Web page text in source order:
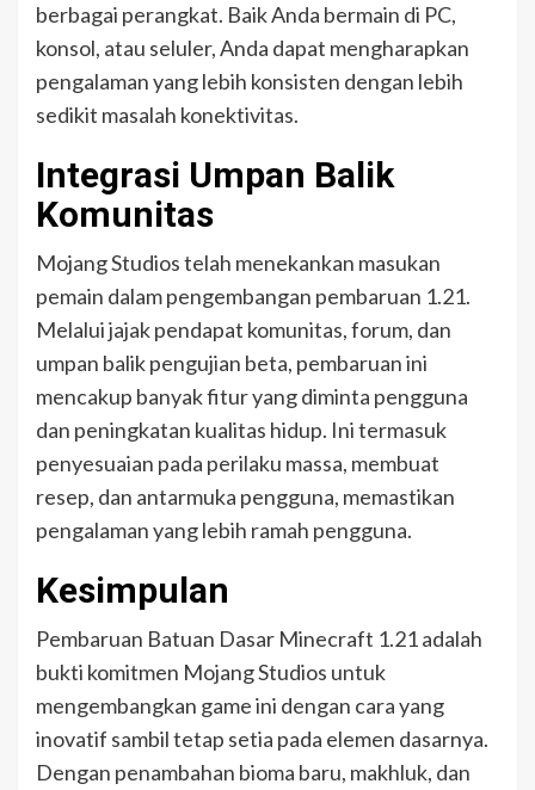
berbagai perangkat. Baik Anda bermain di PC,
konsol, atau seluler, Anda dapat mengharapkan
pengalaman yang lebih konsisten dengan lebih
sedikit masalah konektivitas.
Integrasi Umpan Balik
Komunitas
Mojang Studios telah menekankan masukan
pemain dalam pengembangan pembaruan 1.21.
Melalui jajak pendapat komunitas, forum, dan
umpan balik pengujian beta, pembaruan ini
mencakup banyak fitur yang diminta pengguna
dan peningkatan kualitas hidup. Ini termasuk
penyesuaian pada perilaku massa, membuat
resep, dan antarmuka pengguna, memastikan
pengalaman yang lebih ramah pengguna.
Kesimpulan
Pembaruan Batuan Dasar Minecraft 1.21 adalah
bukti komitmen Mojang Studios untuk
mengembangkan game ini dengan cara yang
inovatif sambil tetap setia pada elemen dasarnya.
Dengan penambahan bioma baru, makhluk, dan